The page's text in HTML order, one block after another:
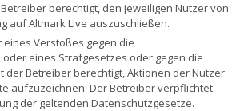
berechtigt, den jeweiligen Nutzer von
auf Altmark Live auszuschließen.
eines Verstoßes gegen die
eines Strafgesetzes oder gegen die
der Betreiber berechtigt, Aktionen der Nutzer
aufzuzeichnen. Der Betreiber verpflichtet
der geltenden Datenschutzgesetze.